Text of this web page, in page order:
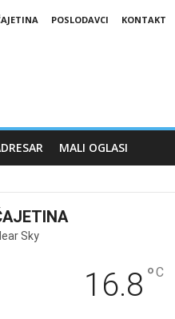
POSLODAVCI
KONTAKT
MALI OGLASI
Sky
16.8 °C